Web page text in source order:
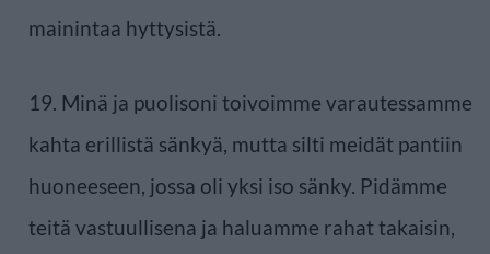
mainintaa hyttysistä.
19. Minä ja puolisoni toivoimme varautessamme
kahta erillistä sänkyä, mutta silti meidät pantiin
huoneeseen, jossa oli yksi iso sänky. Pidämme
teitä vastuullisena ja haluamme rahat takaisin,